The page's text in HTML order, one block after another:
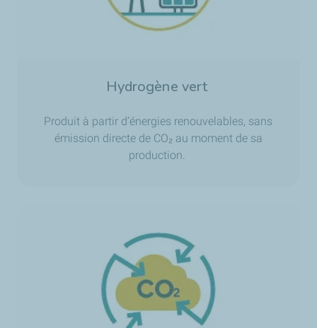
Hydrogène vert
Produit à partir d’énergies renouvelables, sans
émission directe de CO₂ au moment de sa
production.